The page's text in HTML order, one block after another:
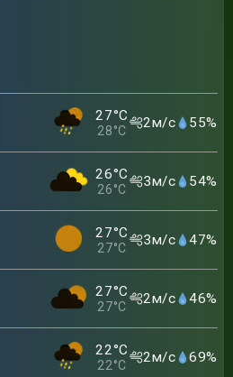
27°C
28°C 2м/с 55%
26°C
26°C 3м/с 54%
27°C
27°C 3м/с 47%
27°C
27°C 2м/с 46%
22°C
22°C 2м/с 69%